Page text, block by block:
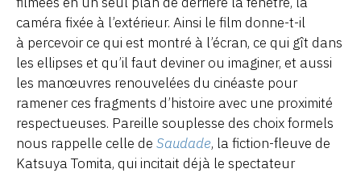
caméra fixée à l’extérieur. Ainsi le film donne-t-il
à percevoir ce qui est montré à l’écran, ce qui gît dans
les ellipses et qu’il faut deviner ou imaginer, et aussi
les manœuvres renouvelées du cinéaste pour
ramener ces fragments d’histoire avec une proximité
respectueuses. Pareille souplesse des choix formels
nous rappelle celle de Saudade, la fiction-fleuve de
Katsuya Tomita, qui incitait déjà le spectateur